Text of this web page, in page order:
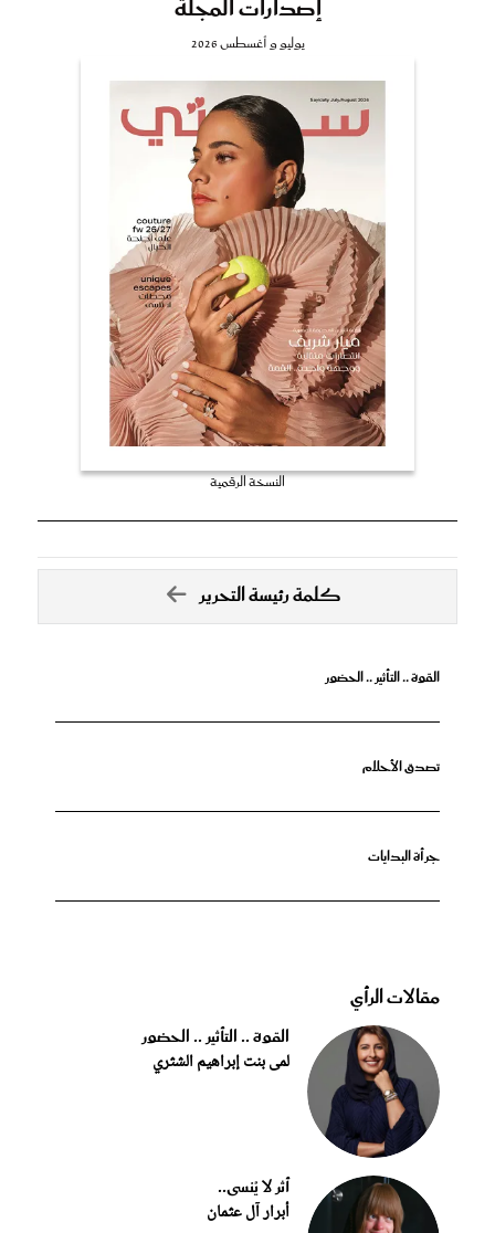
إصدارات المجلة
يوليو و أغسطس 2026
النسخة الرقمية
كلمة رئيسة التحرير
القوة .. التأثير .. الحضور
تصدق الأحلام
جرأة البدايات
مقالات الرأي
القوة .. التأثير .. الحضور
لمى بنت إبراهيم الشثري
أثر لا يُنسى..
أبرار آل عثمان